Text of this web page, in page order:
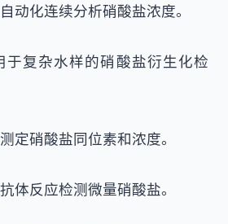
动化连续分析硝酸盐浓度。
于复杂水样的硝酸盐衍生化检
定硝酸盐同位素和浓度。
体反应检测微量硝酸盐。